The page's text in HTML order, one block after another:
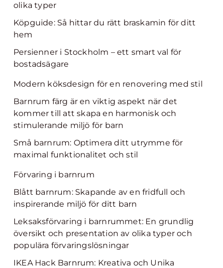
olika typer
Köpguide: Så hittar du rätt braskamin för ditt
hem
Persienner i Stockholm – ett smart val för
bostadsägare
Modern köksdesign för en renovering med stil
Barnrum färg är en viktig aspekt när det
kommer till att skapa en harmonisk och
stimulerande miljö för barn
Små barnrum: Optimera ditt utrymme för
maximal funktionalitet och stil
Förvaring i barnrum
Blått barnrum: Skapande av en fridfull och
inspirerande miljö för ditt barn
Leksaksförvaring i barnrummet: En grundlig
översikt och presentation av olika typer och
populära förvaringslösningar
IKEA Hack Barnrum: Kreativa och Unika